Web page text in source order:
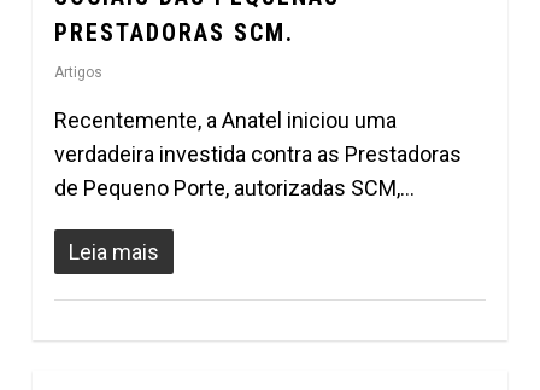
PRESTADORAS SCM.
Artigos
Recentemente, a Anatel iniciou uma
verdadeira investida contra as Prestadoras
de Pequeno Porte, autorizadas SCM,…
Leia mais